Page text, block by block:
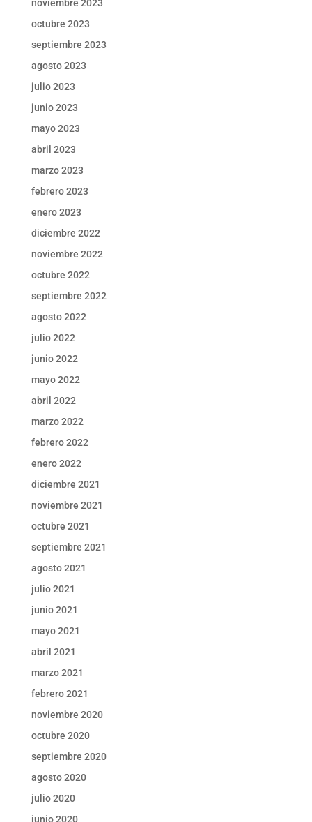
noviembre 2023
octubre 2023
septiembre 2023
agosto 2023
julio 2023
junio 2023
mayo 2023
abril 2023
marzo 2023
febrero 2023
enero 2023
diciembre 2022
noviembre 2022
octubre 2022
septiembre 2022
agosto 2022
julio 2022
junio 2022
mayo 2022
abril 2022
marzo 2022
febrero 2022
enero 2022
diciembre 2021
noviembre 2021
octubre 2021
septiembre 2021
agosto 2021
julio 2021
junio 2021
mayo 2021
abril 2021
marzo 2021
febrero 2021
noviembre 2020
octubre 2020
septiembre 2020
agosto 2020
julio 2020
junio 2020